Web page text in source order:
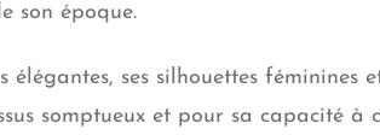
son époque.
ses silhouettes féminines
somptueux et pour sa capacité à